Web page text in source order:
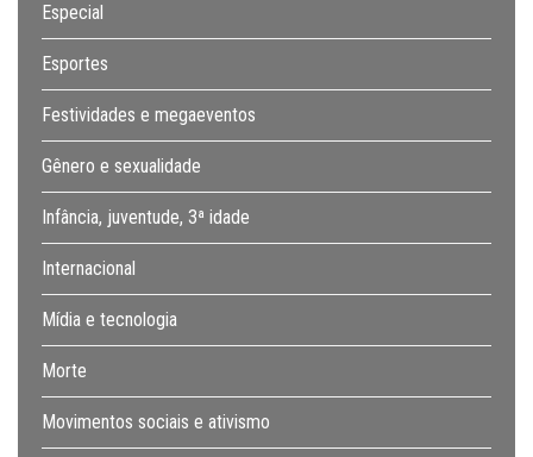
Especial
Esportes
Festividades e megaeventos
Gênero e sexualidade
Infância, juventude, 3ª idade
Internacional
Mídia e tecnologia
Morte
Movimentos sociais e ativismo